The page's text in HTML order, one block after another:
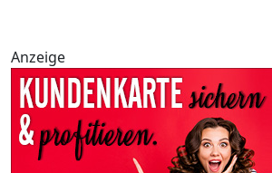
Anzeige